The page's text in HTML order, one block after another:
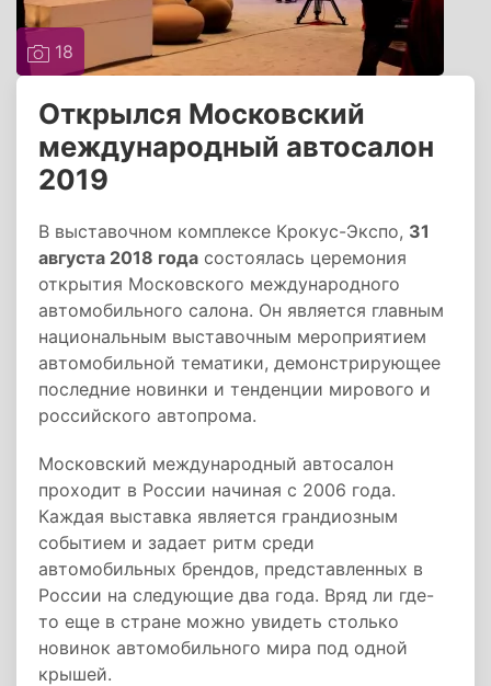
18
Открылся Московский
международный автосалон
2019
В выставочном комплексе Крокус-Экспо, 31
августа 2018 года состоялась церемония
открытия Московского международного
автомобильного салона. Он является главным
национальным выставочным мероприятием
автомобильной тематики, демонстрирующее
последние новинки и тенденции мирового и
российского автопрома.
Московский международный автосалон
проходит в России начиная с 2006 года.
Каждая выставка является грандиозным
событием и задает ритм среди
автомобильных брендов, представленных в
России на следующие два года. Вряд ли где-
то еще в стране можно увидеть столько
новинок автомобильного мира под одной
крышей.